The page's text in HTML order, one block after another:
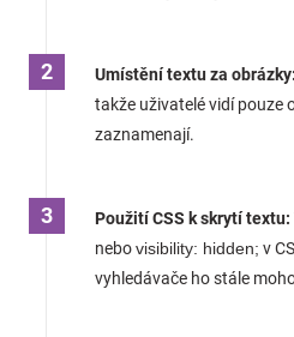
Značky
Umístění textu za obrázky:
takže uživatelé vidí pouze
zaznamenají.
Použití CSS k skrytí textu:
nebovisibility: hidden; v
vyhledávače ho stále